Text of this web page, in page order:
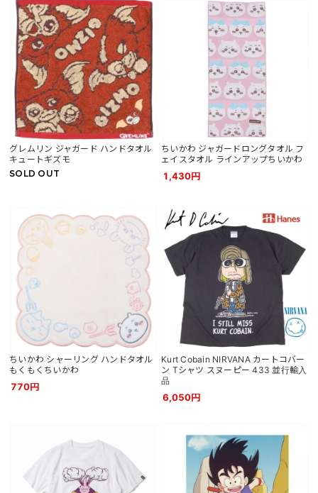
グレムリン ジャガード ハンドタオル
キュートギズモ
SOLD OUT
ちいかわ ジャガードロングタオル フ
ェイスタオル ラインアップちいかわ
1,430円
ちいかわ シャーリング ハンドタオル
もくもくちいかわ
770円
Kurt Cobain NIRVANA カートコバー
ン Tシャツ スヌーピー 433 並行輸入
品
6,050円